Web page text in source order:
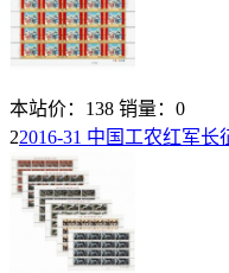
本站价： 138 销量： 0
22016-31 中国工农红军